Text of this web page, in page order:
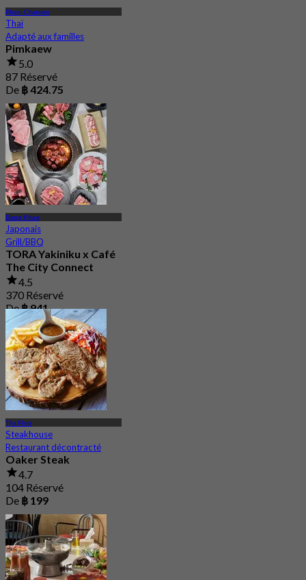
Phasi Charoen
Thaï
Adapté aux familles
Pimkaew
5.0
87 Réservé
De ฿ 424.75
Bang Khae
Japonais
Grill/BBQ
TORA Yakiniku x Café
The City Connect
4.5
370 Réservé
De฿ 941
Tha Phra
Steakhouse
Restaurant décontracté
Oaker Steak
4.7
104 Réservé
De ฿ 199